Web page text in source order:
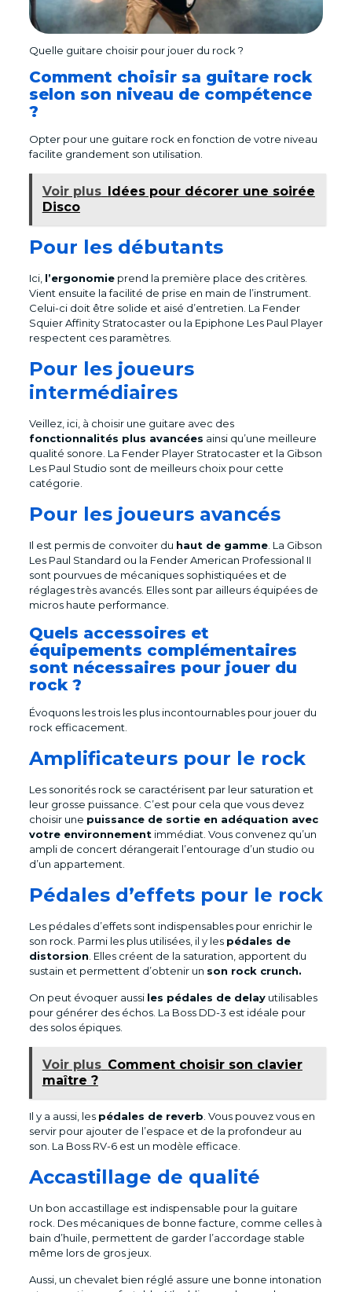
Quelle guitare choisir pour jouer du rock ?
Comment choisir sa guitare rock
selon son niveau de compétence
?
Opter pour une guitare rock en fonction de votre niveau
facilite grandement son utilisation.
Voir plus Idées pour décorer une soirée
Disco
Pour les débutants
Ici, l’ergonomieprend la première place des critères.
Vient ensuite la facilité de prise en main de l’instrument.
Celui-ci doit être solide et aisé d’entretien. La Fender
Squier Affinity Stratocaster ou la Epiphone Les Paul Player
respectent ces paramètres.
Pour les joueurs
intermédiaires
Veillez, ici, à choisir une guitare avec des
fonctionnalités plus avancées ainsi qu’une meilleure
qualité sonore. La Fender Player Stratocaster et la Gibson
Les Paul Studio sont de meilleurs choix pour cette
catégorie.
Pour les joueurs avancés
Il est permis de convoiter du haut de gamme. La Gibson
Les Paul Standard ou la Fender American Professional II
sont pourvues de mécaniques sophistiquées et de
réglages très avancés. Elles sont par ailleurs équipées de
micros haute performance.
Quels accessoires et
équipements complémentaires
sont nécessaires pour jouer du
rock ?
Évoquons les trois les plus incontournables pour jouer du
rock efficacement.
Amplificateurs pour le rock
Les sonorités rock se caractérisent par leur saturation et
leur grosse puissance. C’est pour cela que vous devez
choisir une puissance de sortie en adéquation avec
votre environnementimmédiat. Vous convenez qu’un
ampli de concert dérangerait l’entourage d’un studio ou
d’un appartement.
Pédales d’effets pour le rock
Les pédales d’effets sont indispensables pour enrichir le
son rock. Parmi les plus utilisées, il y les pédales de
distorsion . Elles créent de la saturation, apportent du
sustain et permettent d’obtenir un son rock crunch.
On peut évoquer aussi les pédales de delayutilisables
pour générer des échos. La Boss DD-3 est idéale pour
des solos épiques.
Voir plus Comment choisir son clavier
maître ?
Il y a aussi, les pédales de reverb . Vous pouvez vous en
servir pour ajouter de l’espace et de la profondeur au
son. La Boss RV-6 est un modèle efficace.
Accastillage de qualité
Un bon accastillage est indispensable pour la guitare
rock. Des mécaniques de bonne facture, comme celles à
bain d’huile, permettent de garder l’accordage stable
même lors de gros jeux.
Aussi, un chevalet bien réglé assure une bonne intonation